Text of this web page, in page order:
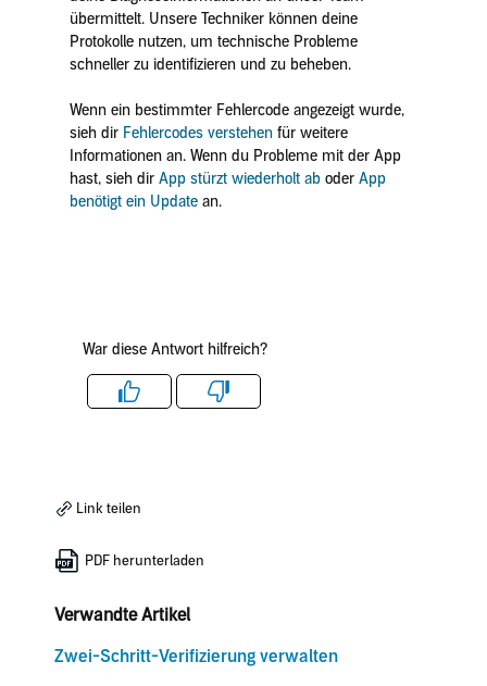
übermittelt. Unsere Techniker können deine
Protokolle nutzen, um technische Probleme
schneller zu identifizieren und zu beheben.
Wenn ein bestimmter Fehlercode angezeigt wurde,
sieh dir Fehlercodes verstehenfür weitere
Informationen an. Wenn du Probleme mit der App
hast, sieh dir App stürzt wiederholt aboder App
benötigt ein Updatean.
War diese Antwort hilfreich?
Like Dislike
Link teilen
PDF herunterladen
Verwandte Artikel
Zwei-Schritt-Verifizierung verwalten